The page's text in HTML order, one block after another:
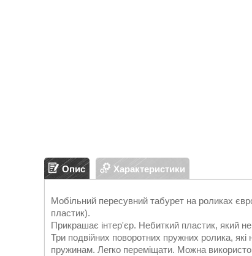
Опис Характеристики
Мобільний пересувний табурет на роликах
пластик).
Прикрашає інтер'єр. Небиткий пластик, який
Три подвійних поворотних пружних ролика,
пружинам. Легко переміщати. Можна